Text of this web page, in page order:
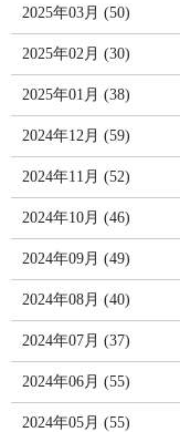
2025年03月 (50)
2025年02月 (30)
2025年01月 (38)
2024年12月 (59)
2024年11月 (52)
2024年10月 (46)
2024年09月 (49)
2024年08月 (40)
2024年07月 (37)
2024年06月 (55)
2024年05月 (55)